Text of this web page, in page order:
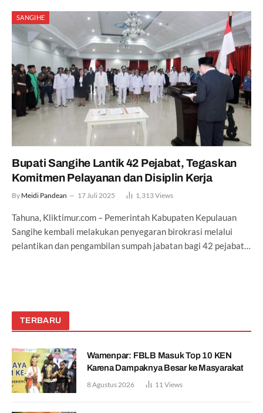
SANGIHE
Bupati Sangihe Lantik 42 Pejabat, Tegaskan
Komitmen Pelayanan dan Disiplin Kerja
By Meidi Pandean 17 Juli 2025 1,313Views
Tahuna, Kliktimur.com – Pemerintah Kabupaten Kepulauan
Sangihe kembali melakukan penyegaran birokrasi melalui
pelantikan dan pengambilan sumpah jabatan bagi 42 pejabat…
TERBARU
Wamenpar: FBLB Masuk Top 10 KEN
Karena Dampaknya Besar ke Masyarakat
8 Agustus 2026 11 Views